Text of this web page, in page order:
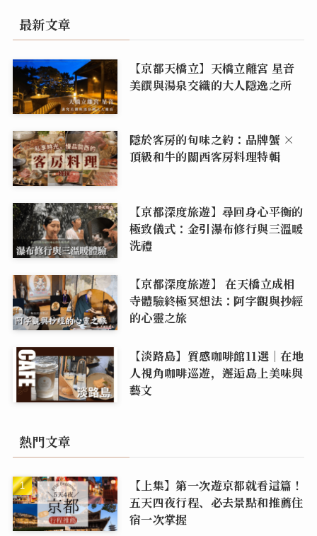
最新文章
【京都天橋立】天橋立離宮 星音
美饌與湯泉交織的大人隱逸之所
隱於客房的旬味之約：品牌蟹 ×
頂級和牛的關西客房料理特輯
【京都深度旅遊】尋回身心平衡的
極致儀式：金引瀑布修行與三溫暖
洗禮
【京都深度旅遊】 在天橋立成相
寺體驗終極冥想法：阿字觀與抄經
的心靈之旅
【淡路島】質感咖啡館11選｜在地
人視角咖啡巡遊，邂逅島上美味與
藝文
熱門文章
【上集】第一次遊京都就看這篇！
五天四夜行程、必去景點和推薦住
宿一次掌握